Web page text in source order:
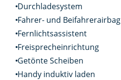
Durchladesystem
Fahrer- und Beifahrerairbag
Fernlichtsassistent
Freisprecheinrichtung
Getönte Scheiben
Handy induktiv laden